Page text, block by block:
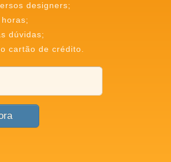
designers;
dúvidas;
cartão de crédito.
Agora